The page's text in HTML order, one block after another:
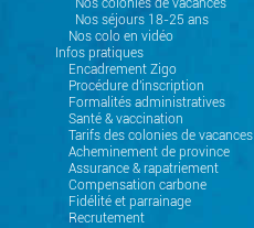
Nos colonies de vacances
Nos séjours 18-25 ans
Nos colo en vidéo
Infos pratiques
Encadrement Zigo
Procédure d'inscription
Formalités administratives
Santé & vaccination
Tarifs des colonies de vacances
Acheminement de province
Assurance & rapatriement
Compensation carbone
Fidélité et parrainage
Recrutement